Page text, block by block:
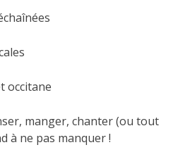
occitane
manger, chanter (ou tout
à ne pas manquer !